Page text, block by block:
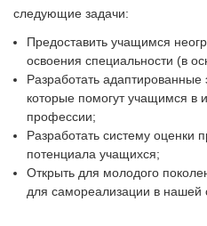
следующие задачи:
Предоставить учащимся
освоения специальности (в
Разработать адаптированные
которые помогут учащимся в
профессии;
Разработать систему оценки
потенциала учащихся;
Открыть для молодого
для самореализации в нашей